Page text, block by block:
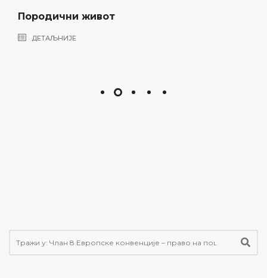
Породични живот
ДЕТАЉНИЈЕ